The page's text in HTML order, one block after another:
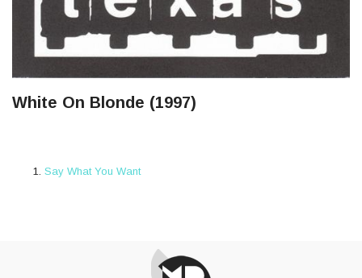
White On Blonde (1997)
Say What You Want